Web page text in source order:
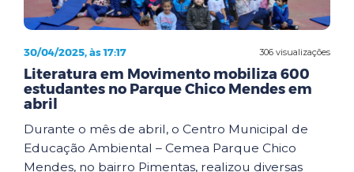
306 visualizações
30/04/2025, às 17:17
Literatura em Movimento mobiliza 600
estudantes no Parque Chico Mendes em
abril
Durante o mês de abril, o Centro Municipal de
Educação Ambiental – Cemea Parque Chico
Mendes, no bairro Pimentas, realizou diversas